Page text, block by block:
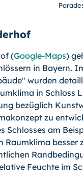
(Google-Maps)
in Bayern.
wurden
in Schloss
bezüglich
zu
Schlosses am
Raumklima
Feuchte im